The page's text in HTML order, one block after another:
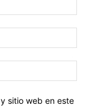
sitio web en este